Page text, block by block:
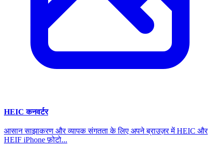
HEIC कनवर्टर
आसान साझाकरण और व्यापक संगतता के लिए अपने ब्राउज़र में HEIC और
HEIF iPhone फ़ोटो...